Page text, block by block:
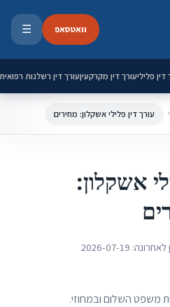
וואטסאפ ☰
דין פליליעורך דין מקרקעיןעורך דין רשלנות רפואית
עורך דין פלילי אשקלון: מחירים
אשקלון:
לאחרונה: 2026-07-19
משפט השלום ובמחוזי.